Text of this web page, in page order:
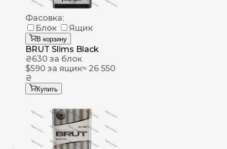
Фасовка:
Блок
Ящик
В корзину
BRUT Slims Black
₴630 за блок
$590 за ящик≈ 26 550
₴
Купить